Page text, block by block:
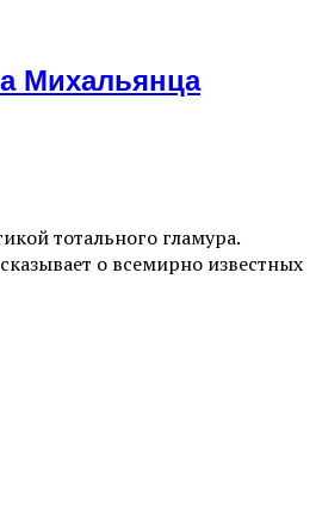
Михальянца
тотального гламура.
о всемирно известных